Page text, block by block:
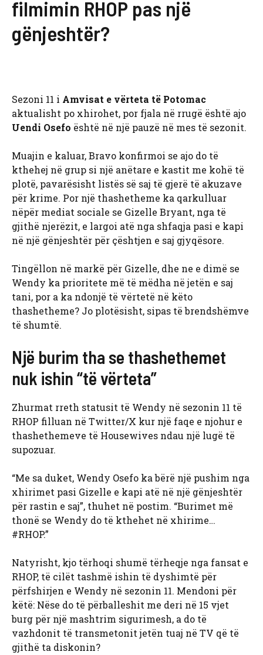
filmimin RHOP pas një
gënjeshtër?
Sezoni 11 i Amvisat e vërteta të Potomac
aktualisht po xhirohet, por fjala në rrugë është ajo
Uendi Osefo është në një pauzë në mes të sezonit.
Muajin e kaluar, Bravo konfirmoi se ajo do të
kthehej në grup si një anëtare e kastit me kohë të
plotë, pavarësisht listës së saj të gjerë të akuzave
për krime. Por një thashetheme ka qarkulluar
nëpër mediat sociale se Gizelle Bryant, nga të
gjithë njerëzit, e largoi atë nga shfaqja pasi e kapi
në një gënjeshtër për çështjen e saj gjyqësore.
Tingëllon në markë për Gizelle, dhe ne e dimë se
Wendy ka prioritete më të mëdha në jetën e saj
tani, por a ka ndonjë të vërtetë në këto
thashetheme? Jo plotësisht, sipas të brendshëmve
të shumtë.
Një burim tha se thashethemet
nuk ishin “të vërteta”
Zhurmat rreth statusit të Wendy në sezonin 11 të
RHOP filluan në Twitter/X kur një faqe e njohur e
thashethemeve të Housewives ndau një lugë të
supozuar.
“Me sa duket, Wendy Osefo ka bërë një pushim nga
xhirimet pasi Gizelle e kapi atë në një gënjeshtër
për rastin e saj”, thuhet në postim. “Burimet më
thonë se Wendy do të kthehet në xhirime…
#RHOP.”
Natyrisht, kjo tërhoqi shumë tërheqje nga fansat e
RHOP, të cilët tashmë ishin të dyshimtë për
përfshirjen e Wendy në sezonin 11. Mendoni për
këtë: Nëse do të përballeshit me deri në 15 vjet
burg për një mashtrim sigurimesh, a do të
vazhdonit të transmetonit jetën tuaj në TV që të
gjithë ta diskonin?